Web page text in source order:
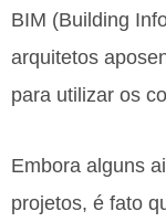
BIM (Building
arquitetos
para utilizar os
Embora alguns
projetos, é fato